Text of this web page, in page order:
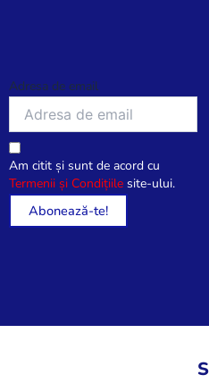
Adresa de email
Am citit și sunt de acord cu
Termenii și Condițiile site-ului.